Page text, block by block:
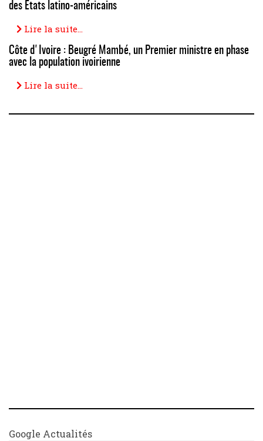
des États latino-américains
Lire la suite...
Côte d'Ivoire : Beugré Mambé, un Premier ministre en phase
avec la population ivoirienne
Lire la suite...
Google Actualités